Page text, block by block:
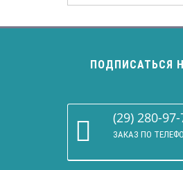
ПОДПИСАТЬСЯ
(29) 280-
ЗАКАЗ ПО